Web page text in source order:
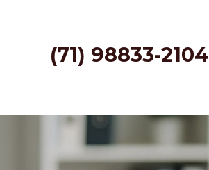
(71) 98833-2104